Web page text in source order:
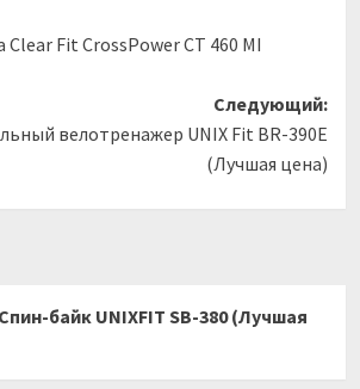
Fit CrossPower CT 460 MI
Следующий:
велотренажер UNIX Fit BR-390Е
(Лучшая цена)
байк UNIXFIT SB-380 (Лучшая